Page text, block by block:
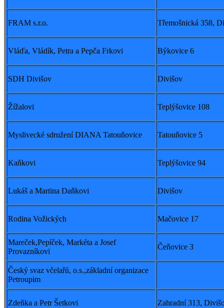
FRAM s.r.o. Třemošnická 358,
Vláďa, Vládík, Petra a Pepča Frkovi Býkovice 6
SDH Divišov Divišov
Žížalovi Teplýšovice 108
Myslivecké sdružení DIANA Tatouňovice Tatouňovice 5
Kaňkovi Teplýšovice 94
Lukáš a Martina Daňkovi Divišov
Rodina Vožických Mačovice 17
Mareček,Pepíček, Markéta a Josef
Provazníkovi
Čeňovice 3
Český svaz včelařů, o.s.,základní organizace
Petroupim
Zdeňka a Petr Šetkovi Zahradní 313,